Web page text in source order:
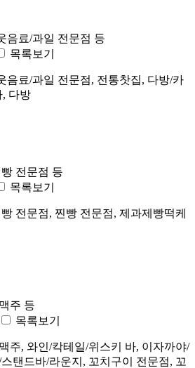
음료/과일 전문점 등
목록보기
음료/과일 전문점, 전통찻집, 다방/카
, 다방
전문점 등
목록보기
전문점, 찐빵 전문점, 제과제빵떡케
주 등
목록보기
주, 와인/칵테일/위스키 바, 이자까야/
탠드바/라운지, 꼬치구이 전문점, 꼬